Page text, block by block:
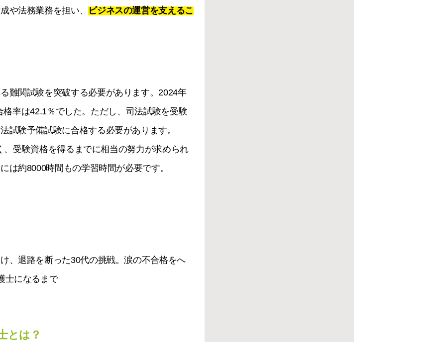
や法務業務を担い、
ビジネスの運営を支えるこ
難関試験を突破する必要があります。2024年
率は42.1％でした。ただし、司法試験を受験
試験予備試験に合格する必要があります。
受験資格を得るまでに相当の努力が求められ
は約8000時間もの学習時間が必要です。
、退路を断った30代の挑戦。涙の不合格をへ
士になるまで
とは？